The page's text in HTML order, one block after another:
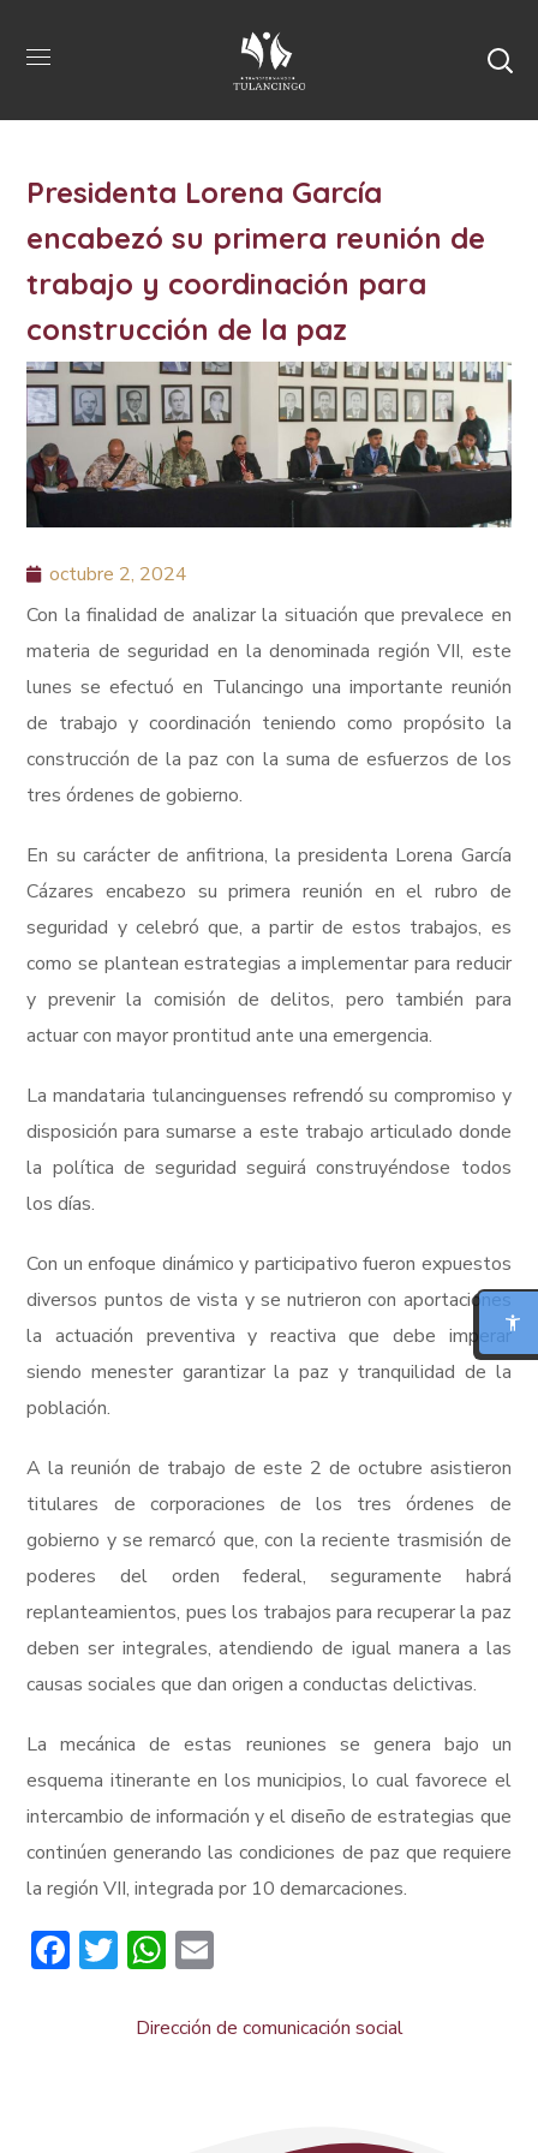
Presidenta Lorena García
encabezó su primera reunión de
trabajo y coordinación para
construcción de la paz
octubre 2, 2024
Con la finalidad de analizar la situación que prevalece en
materia de seguridad en la denominada región VII, este
lunes se efectuó en Tulancingo una importante reunión
de trabajo y coordinación teniendo como propósito la
construcción de la paz con la suma de esfuerzos de los
tres órdenes de gobierno.
En su carácter de anfitriona, la presidenta Lorena García
Cázares encabezo su primera reunión en el rubro de
seguridad y celebró que, a partir de estos trabajos, es
como se plantean estrategias a implementar para reducir
y prevenir la comisión de delitos, pero también para
actuar con mayor prontitud ante una emergencia.
La mandataria tulancinguenses refrendó su compromiso y
disposición para sumarse a este trabajo articulado donde
la política de seguridad seguirá construyéndose todos
los días.
Con un enfoque dinámico y participativo fueron expuestos
diversos puntos de vista y se nutrieron con aportaciones
la actuación preventiva y reactiva que debe imperar
siendo menester garantizar la paz y tranquilidad de la
población.
A la reunión de trabajo de este 2 de octubre asistieron
titulares de corporaciones de los tres órdenes de
gobierno y se remarcó que, con la reciente trasmisión de
poderes del orden federal, seguramente habrá
replanteamientos, pues los trabajos para recuperar la paz
deben ser integrales, atendiendo de igual manera a las
causas sociales que dan origen a conductas delictivas.
La mecánica de estas reuniones se genera bajo un
esquema itinerante en los municipios, lo cual favorece el
intercambio de información y el diseño de estrategias que
continúen generando las condiciones de paz que requiere
la región VII, integrada por 10 demarcaciones.
Facebook
TwitterWhatsApp
Dirección de comunicación social
LECTURA PARA DISLEXIA
BIONIC READING
INTERFAZ CALMA
RESUMIR ESTA PÁGINA